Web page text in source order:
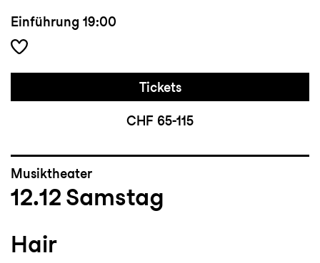
Einführung 19:00
Tickets
CHF 65-115
Musiktheater
12.12 Samstag
Hair